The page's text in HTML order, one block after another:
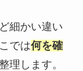
細かい違い
では何を確
理します。